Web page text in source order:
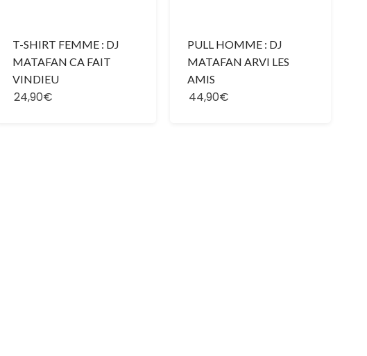
T-SHIRT FEMME : DJ
MATAFAN CA FAIT
VINDIEU
24,90€
PULL HOMME : DJ
MATAFAN ARVI LES
AMIS
44,90€